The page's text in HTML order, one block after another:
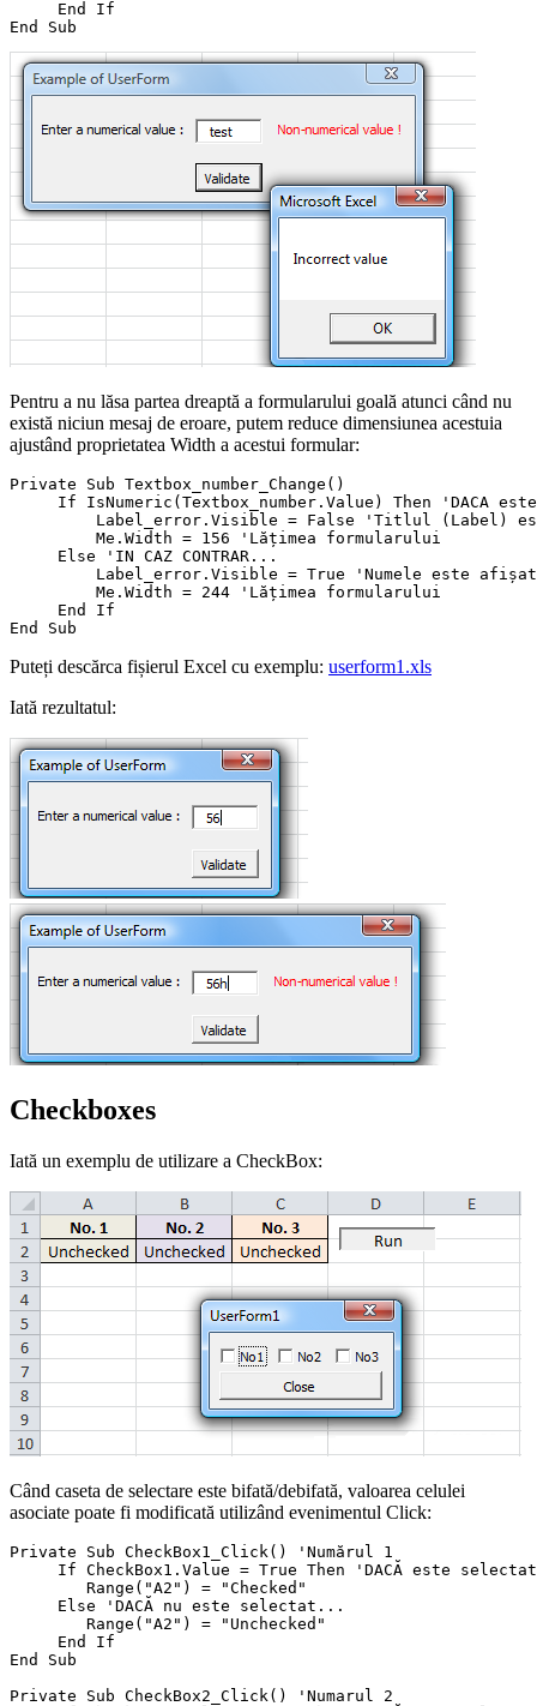
     End If
Pentru a nu lăsa partea dreaptă a formularului goală atunci când nu
există niciun mesaj de eroare, putem reduce dimensiunea acestuia
ajustând proprietatea Width a acestui formular:
Private Sub Textbox_number_Change()
If IsNumeric(Textbox_number.Value) Then 'DACA
Label_error.Visible = False 'Titlul (Label)
         Me.Width = 156 'Lățimea formularului
     Else 'IN CAZ CONTRAR...
         Label_error.Visible = True 'Numele este afișat
         Me.Width = 244 'Lățimea formularului
     End If
Puteți descărca fișierul Excel cu exemplu: userform1.xls
Iată rezultatul:
Checkboxes
Iată un exemplu de utilizare a CheckBox:
Când caseta de selectare este bifată/debifată, valoarea celulei
asociate poate fi modificată utilizând evenimentul Click:
Private Sub CheckBox1_Click() 'Numărul 1
If CheckBox1.Value = True Then 'DACĂ este
        Range("A2") = "Checked"
     Else 'DACĂ nu este selectat...
        Range("A2") = "Unchecked"
     End If
End Sub
Private Sub CheckBox2_Click() 'Numarul 2